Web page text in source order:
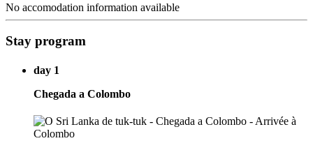
No accomodation information available
Stay program
day 1
Chegada a Colombo